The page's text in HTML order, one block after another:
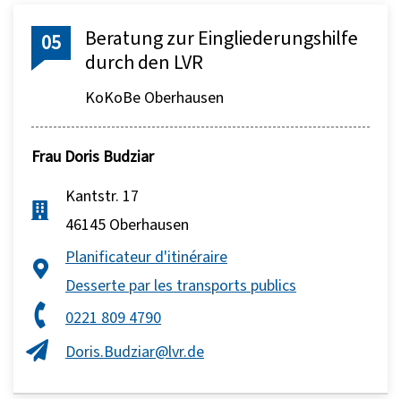
05
Beratung zur Eingliederungshilfe
durch den LVR
KoKoBe Oberhausen
Frau Doris Budziar
Kantstr. 17
46145 Oberhausen
Planificateur d'itinéraire
Desserte par les transports publics
0221 809 4790
Doris.Budziar@lvr.de